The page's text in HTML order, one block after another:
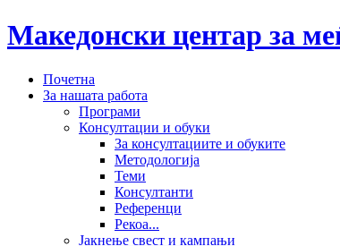
Македонски центар за
Почетна
За нашата работа
Програми
Консултации и обуки
За консултациите и обуките
Методологија
Теми
Консултанти
Референци
Рекоа...
Јакнење свест и кампањи